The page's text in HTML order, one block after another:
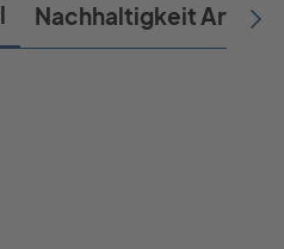
Nachhaltigkeit Artikel